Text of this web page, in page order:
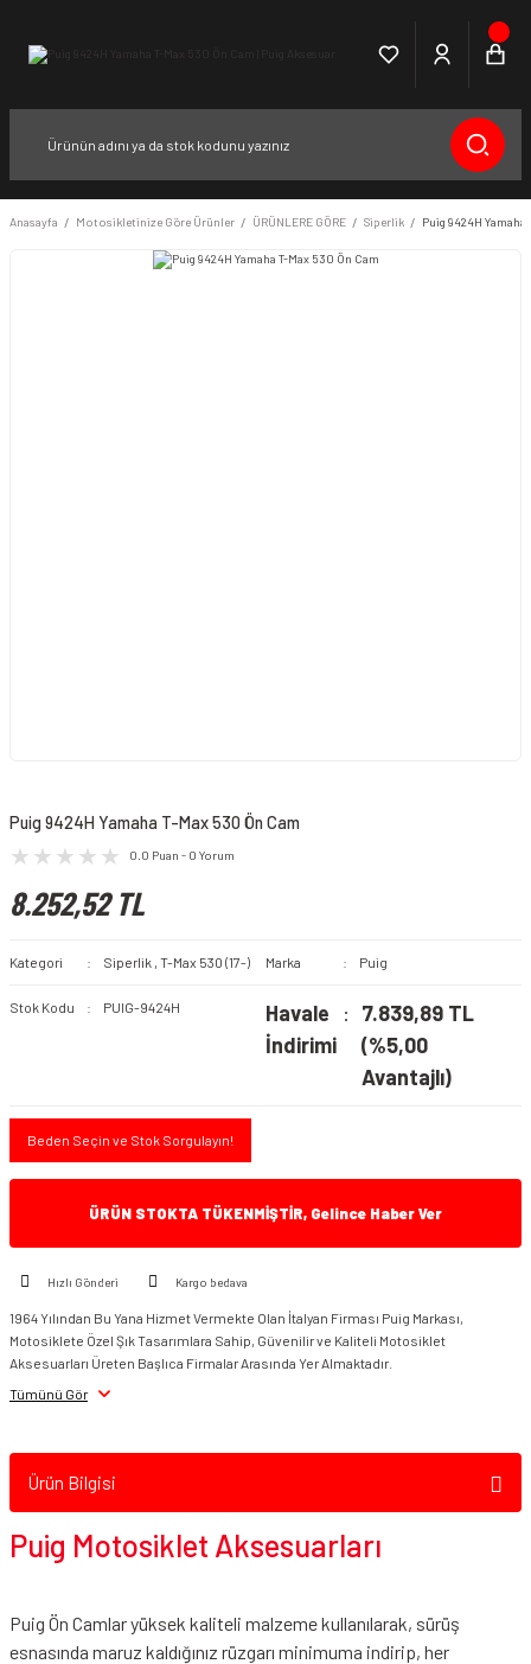
Anasayfa Motosikletinize Göre Ürünler ÜRÜNLERE GÖRE Siperlik Puig 9424H
Puig 9424H Yamaha T-Max 530 Ön Cam
0.0 Puan - 0 Yorum
8.252,52 TL
Kategori Siperlik , T-Max 530 (17-) Marka Puig
Stok Kodu PUIG-9424H
Havale
İndirimi
7.839,89 TL
(%5,00
Avantajlı)
Beden Seçin ve Stok Sorgulayın!
ÜRÜN STOKTA TÜKENMİŞTİR, Gelince Haber Ver
Hızlı Gönderi Kargo bedava
1964 Yılından Bu Yana Hizmet Vermekte Olan İtalyan Firması Puig Markası,
Motosiklete Özel Şık Tasarımlara Sahip, Güvenilir ve Kaliteli Motosiklet
Aksesuarları Üreten Başlıca Firmalar Arasında Yer Almaktadır.
Tümünü Gör
Ürün Bilgisi
Puig Motosiklet Aksesuarları
Puig Ön Camlar yüksek kaliteli malzeme kullanılarak, sürüş
esnasında maruz kaldığınız rüzgarı minimuma indirip, her